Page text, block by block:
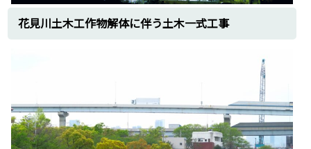
花見川土木工作物解体に伴う土木一式工事